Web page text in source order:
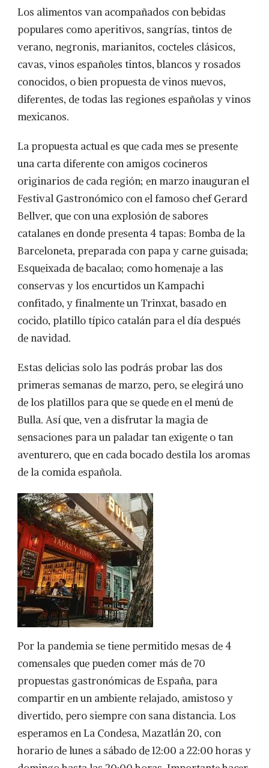
Los alimentos van acompañados con bebidas
populares como aperitivos, sangrías, tintos de
verano, negronis, marianitos, cocteles clásicos,
cavas, vinos españoles tintos, blancos y rosados
conocidos, o bien propuesta de vinos nuevos,
diferentes, de todas las regiones españolas y vinos
mexicanos.
La propuesta actual es que cada mes se presente
una carta diferente con amigos cocineros
originarios de cada región; en marzo inauguran el
Festival Gastronómico con el famoso chef Gerard
Bellver, que con una explosión de sabores
catalanes en donde presenta 4 tapas: Bomba de la
Barceloneta, preparada con papa y carne guisada;
Esqueixada de bacalao; como homenaje a las
conservas y los encurtidos un Kampachi
confitado, y finalmente un Trinxat, basado en
cocido, platillo típico catalán para el día después
de navidad.
Estas delicias solo las podrás probar las dos
primeras semanas de marzo, pero, se elegirá uno
de los platillos para que se quede en el menú de
Bulla. Así que, ven a disfrutar la magia de
sensaciones para un paladar tan exigente o tan
aventurero, que en cada bocado destila los aromas
de la comida española.
Por la pandemia se tiene permitido mesas de 4
comensales que pueden comer más de 70
propuestas gastronómicas de España, para
compartir en un ambiente relajado, amistoso y
divertido, pero siempre con sana distancia. Los
esperamos en La Condesa, Mazatlán 20, con
horario de lunes a sábado de 12:00 a 22:00 horas y